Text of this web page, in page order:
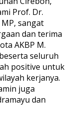
Prof. Dr.
sangat
dan terima
AKBP M.
seluruh
positive untuk
kerjanya.
juga
dan